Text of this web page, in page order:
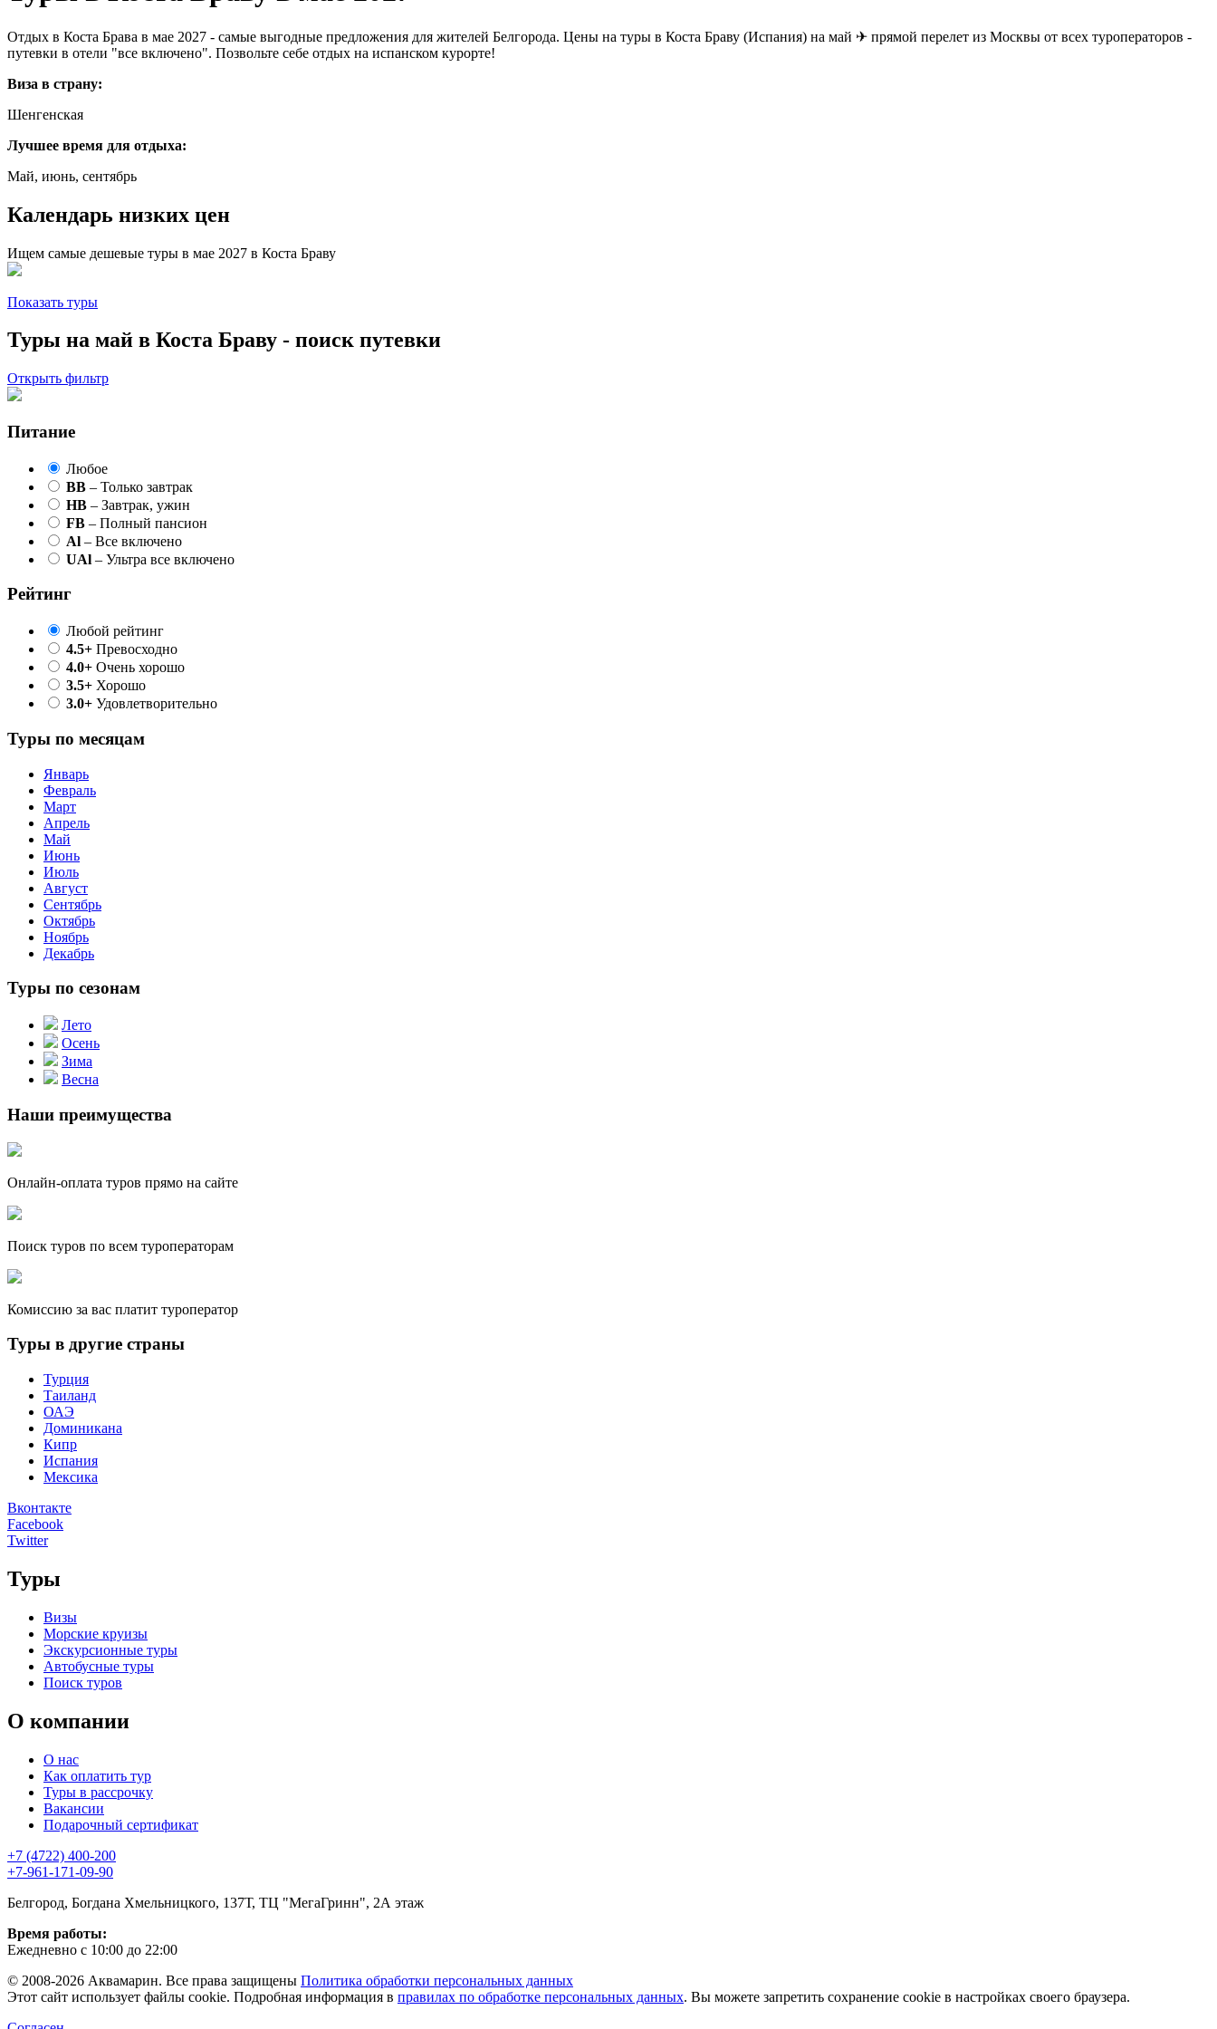
Отдых в Коста Брава в мае 2027 - самые выгодные предложения для жителей Белгорода. Цены на туры в Коста Браву (Испания) на май ✈ прямой перелет из Москвы от всех туроператоров -
путевки в отели "все включено". Позвольте себе отдых на испанском курорте!
Виза в страну:
Шенгенская
Лучшее время для отдыха:
Май, июнь, сентябрь
Календарь низких цен
Ищем самые дешевые туры в мае 2027 в Коста Браву
Показать туры
Туры на май в Коста Браву - поиск путевки
Открыть фильтр
Питание
Любое
BB – Только завтрак
HB – Завтрак, ужин
FB – Полный пансион
Al – Все включено
UAl – Ультра все включено
Рейтинг
Любой рейтинг
4.5+ Превосходно
4.0+ Очень хорошо
3.5+ Хорошо
3.0+ Удовлетворительно
Туры по месяцам
Январь
Февраль
Март
Апрель
Май
Июнь
Июль
Август
Сентябрь
Октябрь
Ноябрь
Декабрь
Туры по сезонам
Лето
Осень
Зима
Весна
Наши преимущества
Онлайн-оплата туров прямо на сайте
Поиск туров по всем туроператорам
Комиссию за вас платит туроператор
Туры в другие страны
Турция
Таиланд
ОАЭ
Доминикана
Кипр
Испания
Мексика
Вконтакте
Facebook
Twitter
Туры
Визы
Морские круизы
Экскурсионные туры
Автобусные туры
Поиск туров
О компании
О нас
Как оплатить тур
Туры в рассрочку
Вакансии
Подарочный сертификат
+7 (4722) 400-200
+7-961-171-09-90
Белгород, Богдана Хмельницкого, 137Т, ТЦ "МегаГринн", 2А этаж
Время работы:
Ежедневно с 10:00 до 22:00
© 2008-2026 Аквамарин. Все права защищены Политика обработки персональных данных
Этот сайт использует файлы cookie. Подробная информация в правилах по обработке персональных данных. Вы можете запретить сохранение cookie в настройках своего браузера.